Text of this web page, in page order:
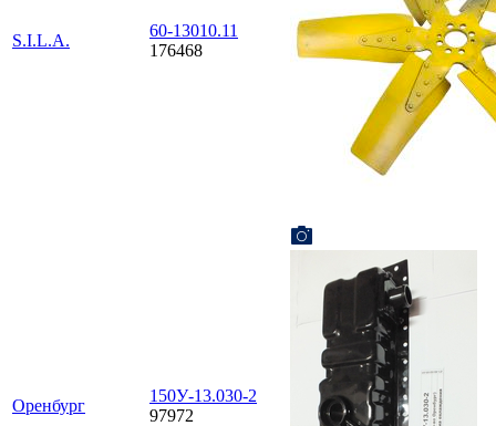
S.I.L.A.
60-13010.11
176468
Оренбург
150У-13.030-2
97972